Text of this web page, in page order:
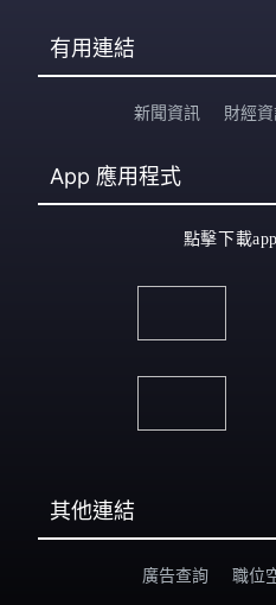
有用連結
新聞資訊 財經
App 應用程式
點擊下載
其他連結
廣告查詢 職位